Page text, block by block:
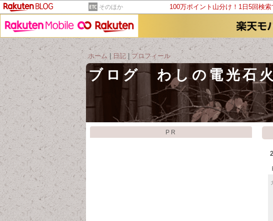
そのほか 100万ポイント山分け！1日5回検
ホーム | 日記|プロフィール
ブログ わしの電光石
PR